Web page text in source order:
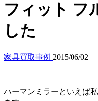
フィット フ
した
家具買取事例 2015/06/02
ハーマンミラーといえば